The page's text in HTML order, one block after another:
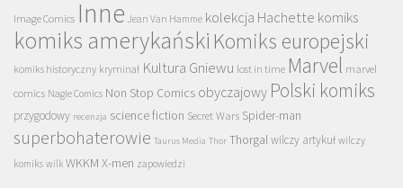
Image Comics Inne Jean Van Hamme kolekcja Hachette komiks
komiks amerykański Komiks europejski
komiks historyczny kryminał Kultura Gniewu lost in time Marvel marvel
comics Nagle Comics Non Stop Comics obyczajowy Polski komiks
przygodowy recenzja science fiction Secret Wars Spider-man
superbohaterowie Taurus Media Thor Thorgalwilczy artykuł wilczy
komiks wilk WKKM X-men zapowiedzi